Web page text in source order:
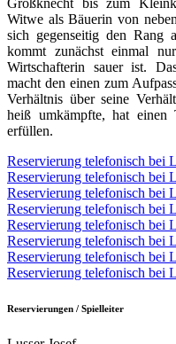
Großknecht bis zum
Witwe als Bäuerin von
sich gegenseitig den Rang
kommt zunächst einmal
Wirtschafterin sauer ist.
macht den einen zum
Verhältnis über seine
heiß umkämpfte, hat
erfüllen.
Reservierung telefonisch bei
Reservierung telefonisch bei
Reservierung telefonisch bei
Reservierung telefonisch bei
Reservierung telefonisch bei
Reservierung telefonisch bei
Reservierung telefonisch bei
Reservierung telefonisch bei
Reservierungen / Spielleiter